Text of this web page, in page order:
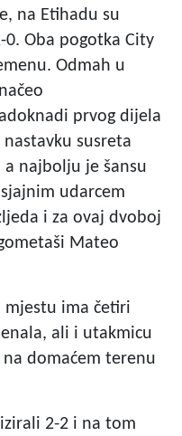
na Etihadu su
Oba pogotka City
Odmah u
prvog dijela
susreta
najbolju je šansu
udarcem
i za ovaj dvoboj
Mateo
mjestu ima četiri
ali i utakmicu
domaćem terenu
2-2 i na tom